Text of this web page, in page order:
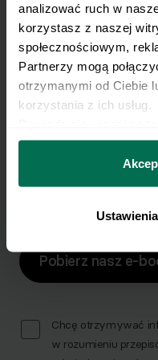
analizować ruch w
korzystasz z naszej
społecznościowym,
Partnerzy mogą
otrzymanymi od Ciebie
korzystania z ich usług.
można się z nami
przetwarzamy dane
prywatności.
płaskiego
Pobierz zestaw 10
brzuch.
Imię
Pobierz nasz e-
Chcę otrzymywać
w rozumieniu